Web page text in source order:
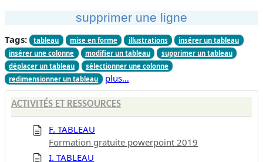
supprimer une ligne
Tags: tableau mise en forme illustrations
insérer un tableau
insérer une colonne
modifier un tableau
supprimer un tableau
déplacer un tableau
sélectionner une colonne
redimensionner un tableau
plus…
ACTIVITÉS ET RESSOURCES
F. TABLEAU
Formation gratuite powerpoint 2019
I. TABLEAU